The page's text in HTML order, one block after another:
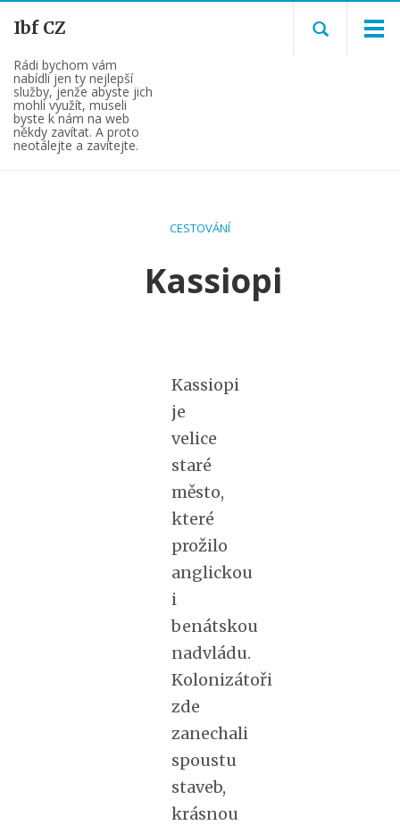
Ibf CZ
Rádi bychom vám
nabídli jen ty nejlepší
služby, jenže abyste jich
mohli využít, museli
byste k nám na web
někdy zavítat. A proto
neotálejte a zavítejte.
CESTOVÁNÍ
Kassiopi
Kassiopi
je
velice
staré
město,
které
prožilo
anglickou
i
benátskou
nadvládu.
Kolonizátoři
zde
zanechali
spoustu
staveb,
krásnou